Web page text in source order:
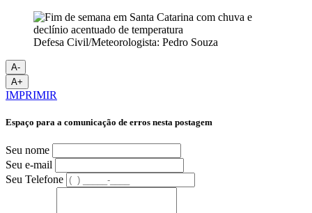
Defesa Civil/Meteorologista: Pedro Souza
A-
A+
IMPRIMIR
Espaço para a comunicação de erros nesta postagem
Seu nome
Seu e-mail
Seu Telefone